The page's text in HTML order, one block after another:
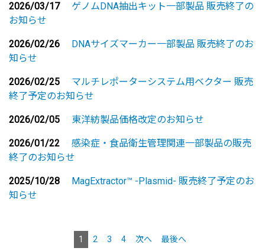
2026/03/17
ゲノムDNA抽出キット一部製品 販売終了の
お知らせ
2026/02/26
DNAサイズマーカー一部製品 販売終了のお
知らせ
2026/02/25
マルチレポーターシステム用ベクター 販売
終了予定のお知らせ
2026/02/05 東洋紡製品価格改定のお知らせ
2026/01/22
感染症・食品衛生管理関連一部製品の販売
終了のお知らせ
2025/10/28
MagExtractor™ -Plasmid- 販売終了予定のお
知らせ
1 2 3 4 次へ 最後へ